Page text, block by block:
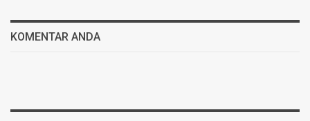
KOMENTAR ANDA